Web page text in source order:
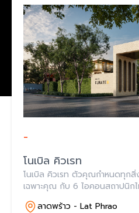
-
โนเบิล คิวเรท
โนเบิล คิวเรท ตัวคุณกำหนดทุกสิ่
เฉพาะคุณ กับ 6 ไอคอนสถาปนิก
15 ผืน ติด คริสตัล พาร์ค เอกมัย-
ลาดพร้าว - Lat Phrao